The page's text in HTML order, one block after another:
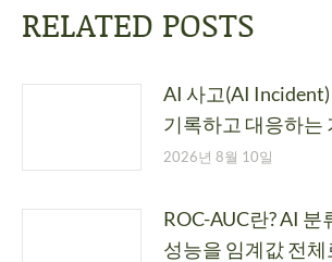
RELATED POSTS
AI 사고(AI
기록하고 대응하는
2026년 8월 10일
ROC-AUC란? AI 분
성능을 임계값 전체